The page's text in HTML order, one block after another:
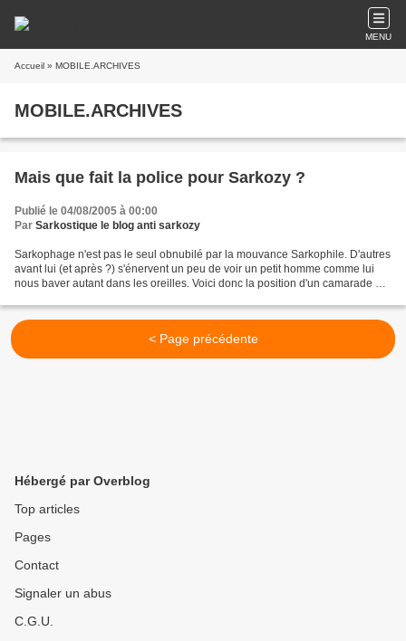
MENU
Accueil » MOBILE.ARCHIVES
MOBILE.ARCHIVES
Mais que fait la police pour Sarkozy ?
Publié le 04/08/2005 à 00:00
Par Sarkostique le blog anti sarkozy
Sarkophage n'est pas le seul obnubilé par la mouvance Sarkophile. D'autres
avant lui (et après ?) s'énervent un peu de voir un petit homme comme lui
nous baver autant dans les oreilles. Voici donc la position d'un camarade du
< Page précédente
Hébergé par Overblog
Top articles
Pages
Contact
Signaler un abus
C.G.U.